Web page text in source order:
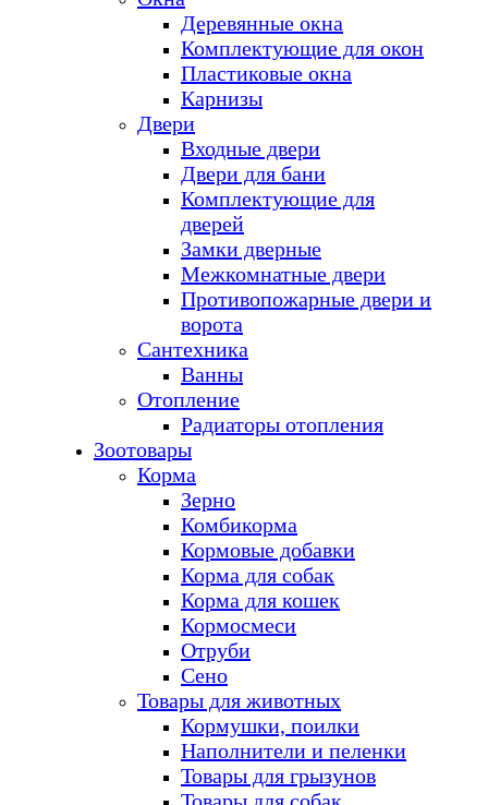
Деревянные окна
Комплектующие для окон
Пластиковые окна
Карнизы
Двери
Входные двери
Двери для бани
Комплектующие для
дверей
Замки дверные
Межкомнатные двери
Противопожарные двери и
ворота
Сантехника
Ванны
Отопление
Радиаторы отопления
Зоотовары
Корма
Зерно
Комбикорма
Кормовые добавки
Корма для собак
Корма для кошек
Кормосмеси
Отруби
Сено
Товары для животных
Кормушки, поилки
Наполнители и пеленки
Товары для грызунов